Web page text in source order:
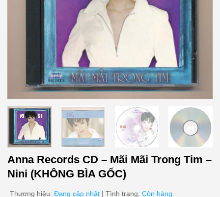
Anna Records CD – Mãi Mãi Trong Tim –
Nini (KHÔNG BÌA GỐC)
Thương hiệu: Đang cập nhật | Tình trạng: Còn hàng